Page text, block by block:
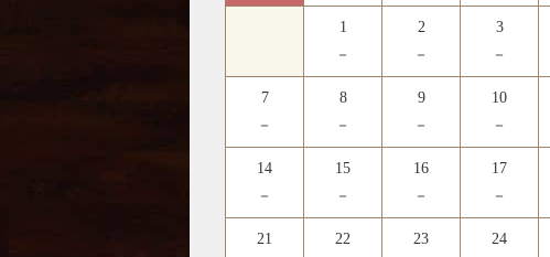
1
－
2
－
3
－
7
－
8
－
9
－
10
－
14
－
15
－
16
－
17
－
21
22
23
24